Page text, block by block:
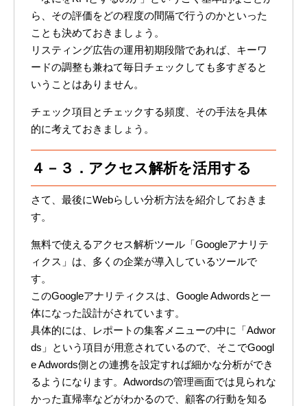
ら、その評価をどの程度の間隔で行うのかといった
ことも決めておきましょう。
リスティング広告の運用初期段階であれば、キーワ
ードの調整も兼ねて毎日チェックしても多すぎると
いうことはありません。
チェック項目とチェックする頻度、その手法を具体
的に考えておきましょう。
４－３．アクセス解析を活用する
さて、最後にWebらしい分析方法を紹介しておきま
す。
無料で使えるアクセス解析ツール「Googleアナリテ
ィクス」は、多くの企業が導入しているツールで
す。
このGoogleアナリティクスは、Google Adwordsと一
体になった設計がされています。
具体的には、レポートの集客メニューの中に「Adwor
ds」という項目が用意されているので、そこでGoogl
e Adwords側との連携を設定すれば細かな分析ができ
るようになります。Adwordsの管理画面では見られな
かった直帰率などがわかるので、顧客の行動を知る